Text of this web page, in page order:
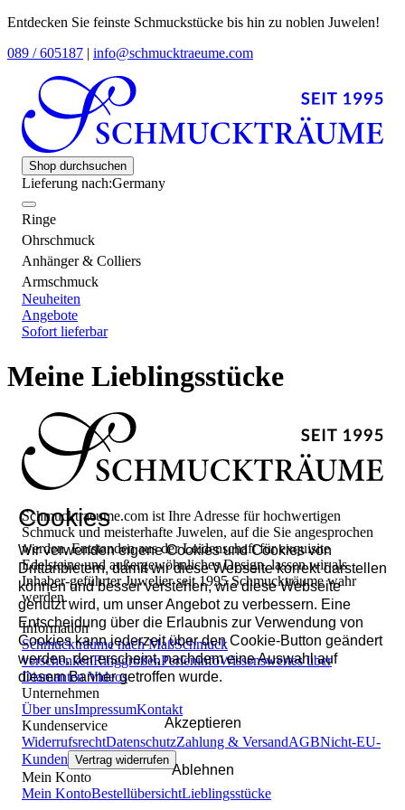
Entdecken Sie feinste Schmuckstücke bis hin zu noblen Juwelen!
089 / 605187 | info@schmucktraeume.com
Shop durchsuchen
Lieferung nach:Germany
Ringe
Ohrschmuck
Anhänger & Colliers
Armschmuck
Neuheiten
Angebote
Sofort lieferbar
Meine Lieblingsstücke
Schmucktraeume.com ist Ihre Adresse für hochwertigen
Schmuck und meisterhafte Juwelen, auf die Sie angesprochen
werden. Entstanden aus der Leidenschaft für exquisite
Edelsteine und außergewöhnliches Design, lassen wir als
Inhaber-geführter Juwelier seit 1995 Schmuckträume wahr
werden.
Information
Schmuckträume nach MaßSchmuck
verschenkenRinggrößenPerleninfoWissenswertes über
DiamantenVideos
Unternehmen
Über unsImpressumKontakt
Kundenservice
WiderrufsrechtDatenschutzZahlung & VersandAGBNicht-EU-
Kunden Vertrag widerrufen
Mein Konto
Mein KontoBestellübersichtLieblingsstücke
Cookies
Wir verwenden eigene Cookies und Cookies von
Drittanbietern, damit wir diese Webseite korrekt darstellen
können und besser verstehen, wie diese Webseite
genutzt wird, um unser Angebot zu verbessern. Eine
Entscheidung über die Erlaubnis zur Verwendung von
Cookies kann jederzeit über den Cookie-Button geändert
werden, der erscheint, nachdem eine Auswahl auf
diesem Banner getroffen wurde.
Akzeptieren
Ablehnen